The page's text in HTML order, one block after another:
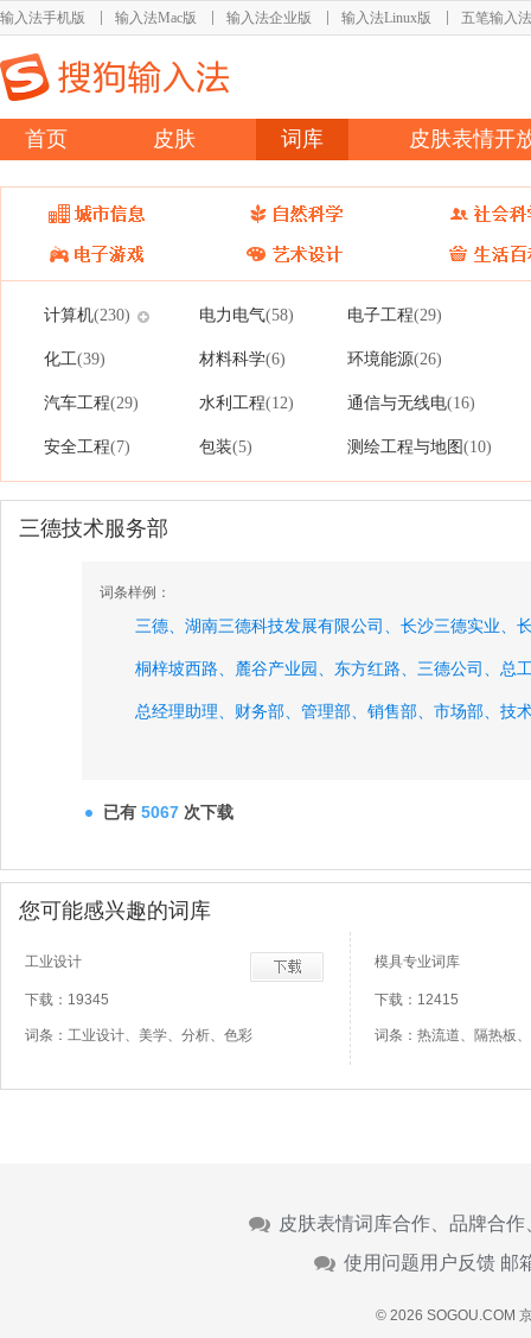
输入法手机版 输入法Mac版 输入法企业版 输入法Linux版 五笔输入法
首页 皮肤 词库 皮肤表情开
计算机(230) 电力电气(58) 电子工程(29)
化工(39) 材料科学(6) 环境能源(26)
汽车工程(29) 水利工程(12) 通信与无线电(16)
安全工程(7) 包装(5) 测绘工程与地图(10)
三德技术服务部
词条样例：
三德、 湖南三德科技发展有限公司、 长沙三德实业、
桐梓坡西路、 麓谷产业园、 东方红路、 三德公司、 总
总经理助理、 财务部、 管理部、 销售部、 市场部、 技
已有 5067 次下载
您可能感兴趣的词库
工业设计
下载：19345
词条：工业设计、美学、分析、色彩
模具专业词库
下载：12415
词条：热流道、隔热板
皮肤表情词库合作、品牌合
使用问题用户反馈 邮
© 2026 SOGOU.COM